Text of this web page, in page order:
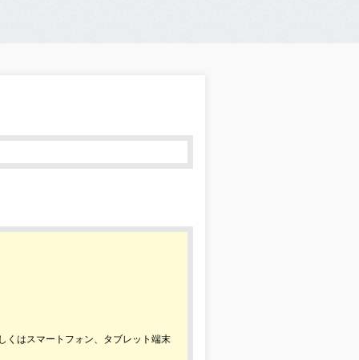
くはスマートフォン、タブレット端末